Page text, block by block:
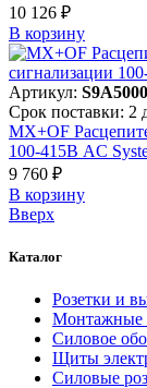
10 126 ₽
В корзинy
Артикул:
Срок поставки: 2
MX+OF
100-415В AC
9 760 ₽
В корзинy
Вверх
Каталог
Розетки и
Монтажные
Силовое
Щиты
Силовые